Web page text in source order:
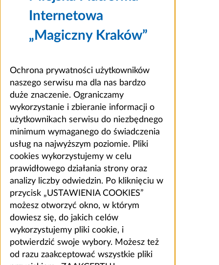
Internetowa
„Magiczny Kraków”
Ochrona prywatności użytkowników
naszego serwisu ma dla nas bardzo
duże znaczenie. Ograniczamy
wykorzystanie i zbieranie informacji o
użytkownikach serwisu do niezbędnego
minimum wymaganego do świadczenia
usług na najwyższym poziomie. Pliki
cookies wykorzystujemy w celu
prawidłowego działania strony oraz
analizy liczby odwiedzin. Po kliknięciu w
przycisk „USTAWIENIA COOKIES”
możesz otworzyć okno, w którym
dowiesz się, do jakich celów
wykorzystujemy pliki cookie, i
potwierdzić swoje wybory. Możesz też
od razu zaakceptować wszystkie pliki